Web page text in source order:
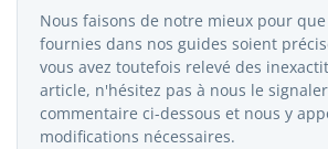
Nous faisons de notre mieux pour
fournies dans nos guides soient
vous avez toutefois relevé des
article, n'hésitez pas à nous le
commentaire ci-dessous et nous y
modifications nécessaires.